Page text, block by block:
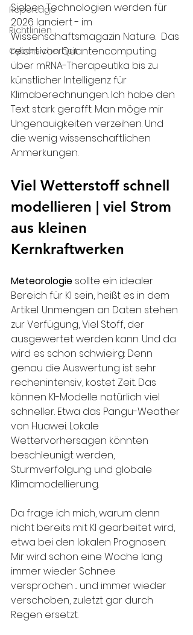
Reportage
Richtlinien
Cybersicherheit
Sieben Technologien werden für
2026 lanciert - im
Wissenschaftsmagazin Nature.  Das
reicht von Quantencomputing
über mRNA-Therapeutika bis zu
künstlicher Intelligenz für
Klimaberechnungen. Ich habe den
Text stark gerafft. Man möge mir
Ungenauigkeiten verzeihen. Und
die wenig wissenschaftlichen
Anmerkungen.
Viel Wetterstoff schnell
modellieren | viel Strom
aus kleinen
Kernkraftwerken
Meteorologie sollte ein idealer
Bereich für KI sein, heißt es in dem
Artikel. Unmengen an Daten stehen
zur Verfügung, Viel Stoff, der
ausgewertet werden kann. Und da
wird es schon schwieirg: Denn
genau die Auswertung ist sehr
rechenintensiv, kostet Zeit. Das
können KI-Modelle natürlich viel
schneller. Etwa das Pangu-Weather
von Huawei. Lokale
Wettervorhersagen könnten
beschleunigt werden,
Sturmverfolgung und globale
Klimamodellierung.
Da frage ich mich, warum denn
nicht bereits mit KI gearbeitet wird,
etwa bei den lokalen Prognosen:
Mir wird schon eine Woche lang
immer wieder Schnee
versprochen ... und immer wieder
verschoben, zuletzt gar durch
Regen ersetzt.